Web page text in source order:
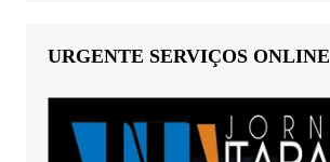
URGENTE SERVIÇOS ONLINE